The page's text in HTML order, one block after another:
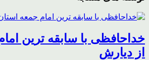
خداحافظی با سابقه ترین
از دیارش